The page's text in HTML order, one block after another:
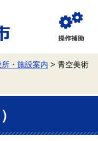
覧
補
助
所・施設案内 > 青空美術